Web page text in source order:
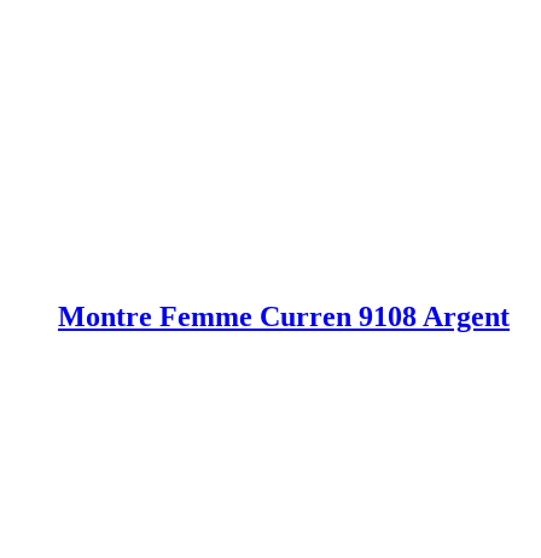
Montre Femme Curren 9108 Argent